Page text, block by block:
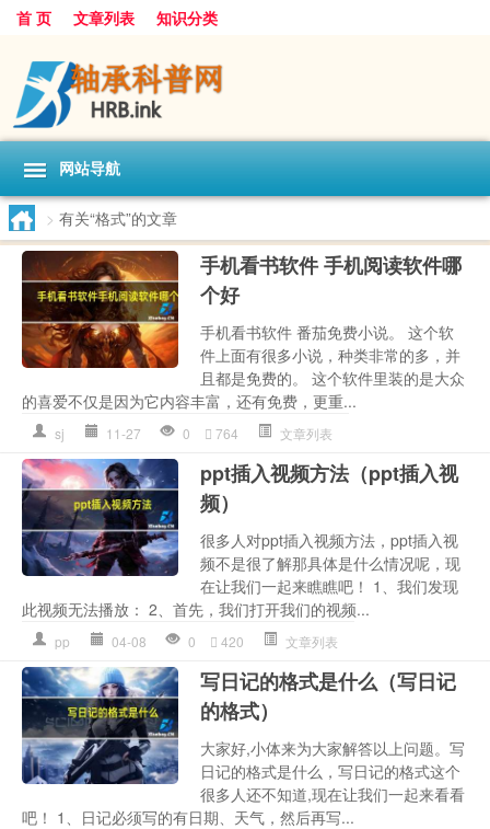
首 页 文章列表 知识分类
网站导航
> 有关“格式”的文章
手机看书软件 手机阅读软件哪
个好
手机看书软件 番茄免费小说。 这个软
件上面有很多小说，种类非常的多，并
且都是免费的。 这个软件里装的是大众
的喜爱不仅是因为它内容丰富，还有免费，更重...
sj 11-27 0 764 文章列表
ppt插入视频方法（ppt插入视
频）
很多人对ppt插入视频方法，ppt插入视
频不是很了解那具体是什么情况呢，现
在让我们一起来瞧瞧吧！ 1、我们发现
此视频无法播放： 2、首先，我们打开我们的视频...
pp 04-08 0 420 文章列表
写日记的格式是什么（写日记
的格式）
大家好,小体来为大家解答以上问题。写
日记的格式是什么，写日记的格式这个
很多人还不知道,现在让我们一起来看看
吧！ 1、日记必须写的有日期、天气，然后再写...